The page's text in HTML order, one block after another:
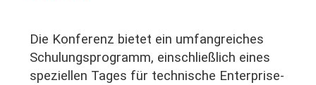
Die Konferenz bietet ein umfangreiches
Schulungsprogramm, einschließlich eines
speziellen Tages für technische Enterprise-